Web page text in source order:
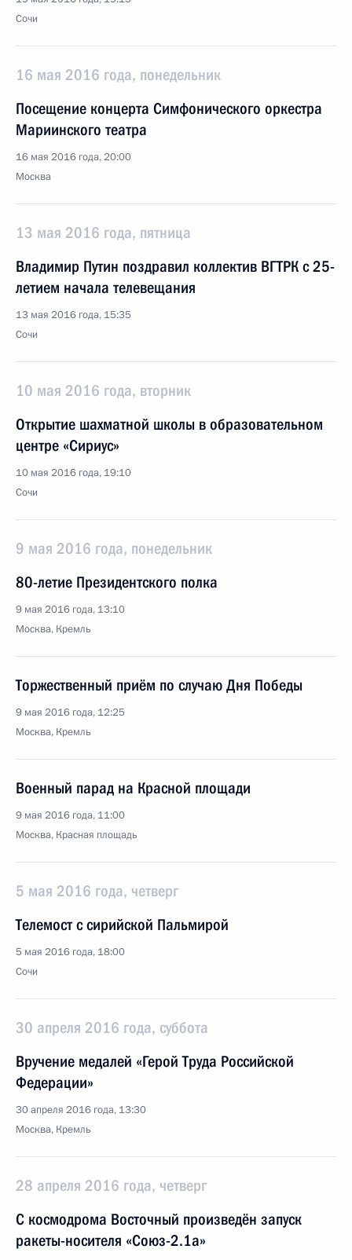
Сочи
16 мая 2016 года, понедельник
Посещение концерта Симфонического оркестра
Мариинского театра
16 мая 2016 года, 20:00
Москва
13 мая 2016 года, пятница
Владимир Путин поздравил коллектив ВГТРК с 25-
летием начала телевещания
13 мая 2016 года, 15:35
Сочи
10 мая 2016 года, вторник
Открытие шахматной школы в образовательном
центре «Сириус»
10 мая 2016 года, 19:10
Сочи
9 мая 2016 года, понедельник
80-летие Президентского полка
9 мая 2016 года, 13:10
Москва, Кремль
Торжественный приём по случаю Дня Победы
9 мая 2016 года, 12:25
Москва, Кремль
Военный парад на Красной площади
9 мая 2016 года, 11:00
Москва, Красная площадь
5 мая 2016 года, четверг
Телемост с сирийской Пальмирой
5 мая 2016 года, 18:00
Сочи
30 апреля 2016 года, суббота
Вручение медалей «Герой Труда Российской
Федерации»
30 апреля 2016 года, 13:30
Москва, Кремль
28 апреля 2016 года, четверг
С космодрома Восточный произведён запуск
ракеты-носителя «Союз-2.1а»